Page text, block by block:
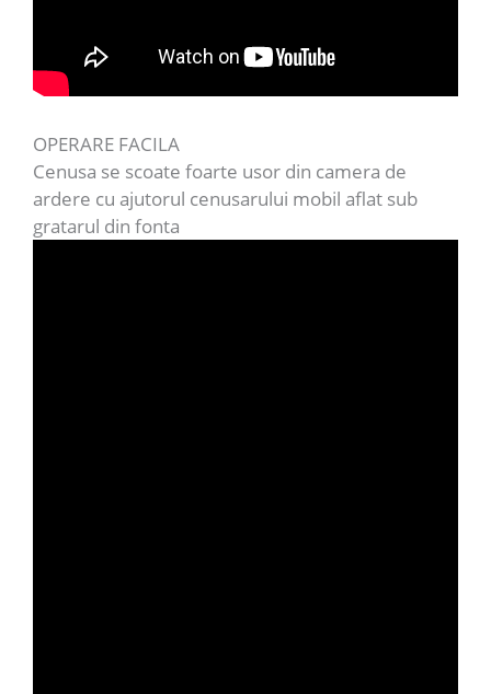
OPERARE FACILA
Cenusa se scoate foarte usor din camera de
ardere cu ajutorul cenusarului mobil aflat sub
gratarul din fonta